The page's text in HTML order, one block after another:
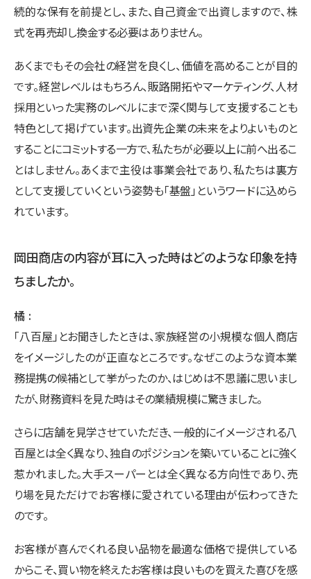
続的な保有を前提とし、また、自己資金で出資しますので、株
式を再売却し換金する必要はありません。
あくまでもその会社の経営を良くし、価値を高めることが目的
です。経営レベルはもちろん、販路開拓やマーケティング、人材
採用といった実務のレベルにまで深く関与して支援することも
特色として掲げています。出資先企業の未来をよりよいものと
することにコミットする一方で、私たちが必要以上に前へ出るこ
とはしません。あくまで主役は事業会社であり、私たちは裏方
として支援していくという姿勢も「基盤」というワードに込めら
れています。
岡田商店の内容が耳に入った時はどのような印象を持
ちましたか。
橘
「八百屋」とお聞きしたときは、家族経営の小規模な個人商店
をイメージしたのが正直なところです。なぜこのような資本業
務提携の候補として挙がったのか、はじめは不思議に思いまし
たが、財務資料を見た時はその業績規模に驚きました。
さらに店舗を見学させていただき、一般的にイメージされる八
百屋とは全く異なり、独自のポジションを築いていることに強く
惹かれました。大手スーパーとは全く異なる方向性であり、売
り場を見ただけでお客様に愛されている理由が伝わってきた
のです。
お客様が喜んでくれる良い品物を最適な価格で提供している
からこそ、買い物を終えたお客様は良いものを買えた喜びを感